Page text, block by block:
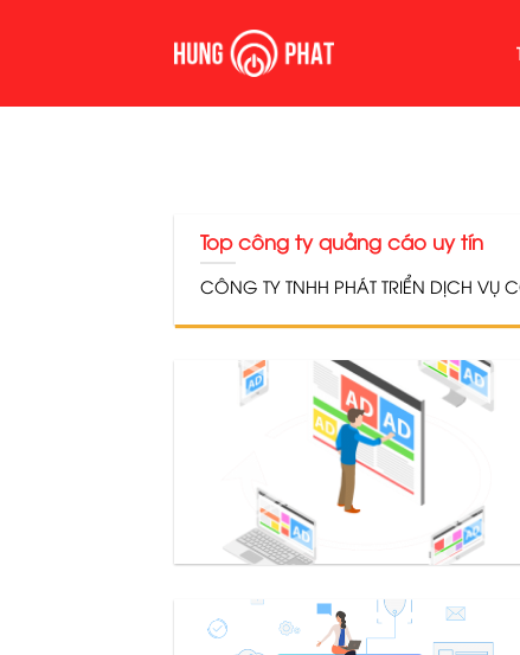
Top công ty quảng cáo uy tín
CÔNG TY TNHH PHÁT TRIỂN DỊCH